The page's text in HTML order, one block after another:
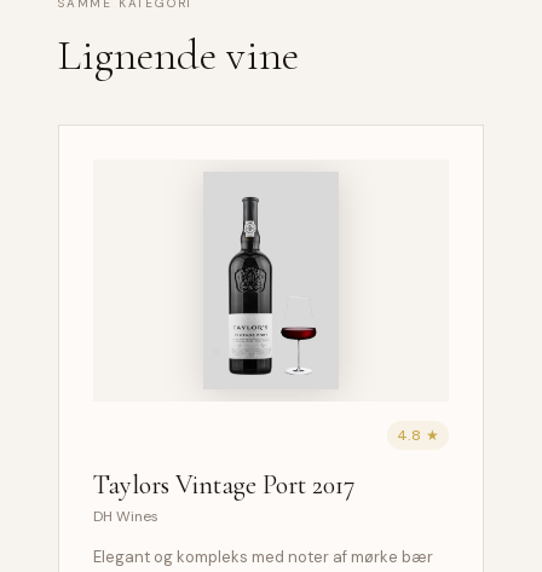
SAMME KATEGORI
Lignende vine
4.8 ★
Taylors Vintage Port 2017
DH Wines
Elegant og kompleks med noter af mørke bær